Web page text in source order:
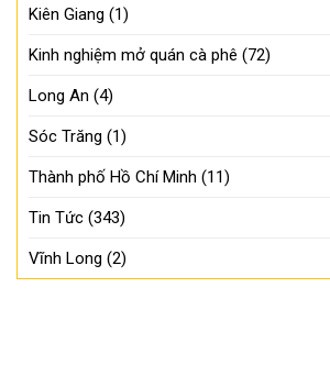
Kiên Giang (1)
Kinh nghiệm mở quán cà phê (72)
Long An (4)
Sóc Trăng (1)
Thành phố Hồ Chí Minh (11)
Tin Tức (343)
Vĩnh Long (2)